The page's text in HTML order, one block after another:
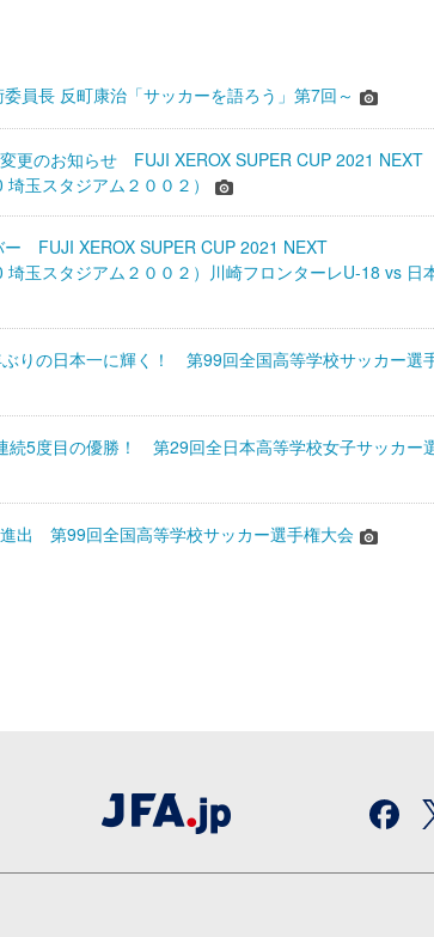
員長 反町康治「サッカーを語ろう」第7回～
更のお知らせ FUJI XEROX SUPER CUP 2021 NEXT
玉スタジアム２００２）
ー FUJI XEROX SUPER CUP 2021 NEXT
埼玉スタジアム２００２）川崎フロンターレU-18 vs 日
りの日本一に輝く！ 第99回全国高等学校サッカー選
続5度目の優勝！ 第29回全日本高等学校女子サッカー
出 第99回全国高等学校サッカー選手権大会